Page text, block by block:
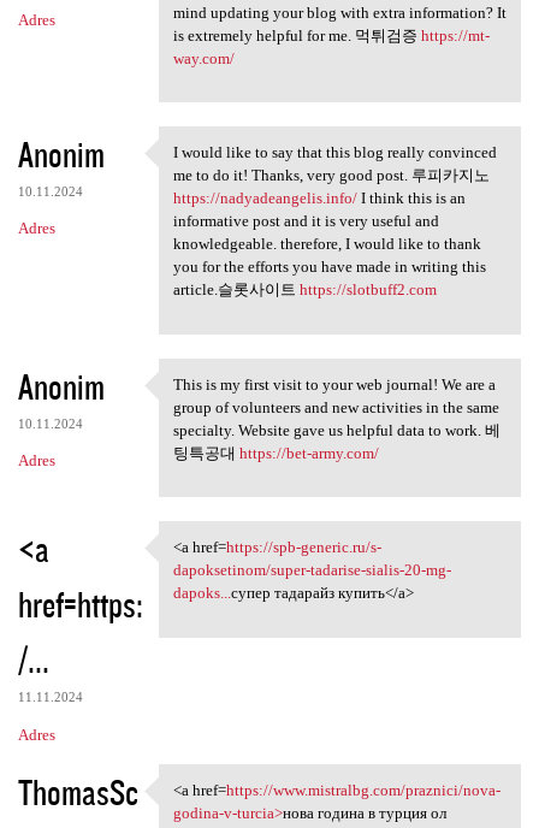
Adres
mind updating your blog with extra information? It
is extremely helpful for me. 먹튀검증 https://mt-
way.com/
Anonim
10.11.2024
Adres
I would like to say that this
I would like to say that this blog really convinced
me to do it! Thanks, very good post. 루피카지노
https://nadyadeangelis.info/I think this is an
informative post and it is very useful and
knowledgeable. therefore, I would like to thank
you for the efforts you have made in writing this
article.슬롯사이트 https://slotbuff2.com
Anonim
10.11.2024
Adres
This is my first visit to
This is my first visit to your web journal! We are a
group of volunteers and new activities in the same
specialty. Website gave us helpful data to work. 베
팅특공대 https://bet-army.com/
<a
href=https:
/...
11.11.2024
Adres
<a href=https://spb-generic
<a href=https://spb-generic.ru/s-
dapoksetinom/super-tadarise-sialis-20-mg-
dapoks...супер тадарайз купить</a>
ThomasSc
<a href=https://www.mistralbg
<a href=https://www.mistralbg.com/praznici/nova-
godina-v-turcia>нова година в турция ол